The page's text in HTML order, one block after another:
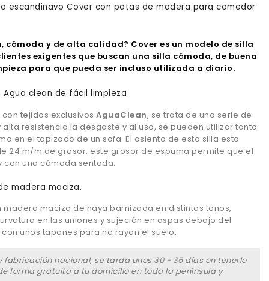
escandinavo Cover con patas de madera para comedor
cómoda y de alta calidad? Cover es un modelo de silla
exigentes que buscan una silla cómoda, de buena
para que pueda ser incluso utilizada a diario.
clean de fácil limpieza
tejidos exclusivos AguaClean, se trata de una serie de
resistencia la desgaste y al uso, se pueden utilizar tanto
en el tapizado de un sofa. El asiento de esta silla esta
24 m/m de grosor, este grosor de espuma permite que el
con una cómoda sentada.
madera maciza.
maciza de haya barnizada en distintos tonos,
en las uniones y sujeción en aspas debajo del
unos tapones para no rayan el suelo.
fabricación nacional, se tarda unos 30 - 35 días en tenerlo
forma gratuita a tu domicilio en toda la península y